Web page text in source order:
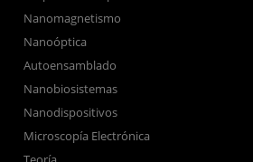
Nanomagnetismo
Nanoóptica
Autoensamblado
Nanobiosistemas
Nanodispositivos
Microscopía Electrónica